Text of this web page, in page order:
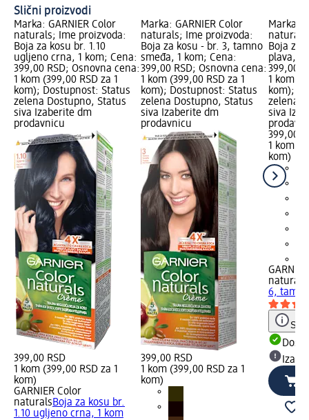
Slični proizvodi
Marka: GARNIER Color
naturals; Ime proizvoda:
Boja za kosu br. 1.10
ugljeno crna, 1 kom; Cena:
399,00 RSD; Osnovna cena:
1 kom (399,00 RSD za 1
kom); Dostupnost: Status
zelena Dostupno, Status
siva Izaberite dm
prodavnicu
399,00 RSD
1 kom (399,00 RSD za 1
kom)
GARNIER Color
naturalsBoja za kosu br.
1.10 ugljeno crna, 1 kom
Marka: GARNIER Color
naturals; Ime proizvoda:
Boja za kosu - br. 3, tamno
smeđa, 1 kom; Cena:
399,00 RSD; Osnovna cena:
1 kom (399,00 RSD za 1
kom); Dostupnost: Status
zelena Dostupno, Status
siva Izaberite dm
prodavnicu
399,00 RSD
1 kom (399,00 RSD za 1
kom)
Marka:
Boja za
plava, 1
399,00
1 kom
kom);
zelena
siva
399,00
1 kom
kom)
naturals
6,